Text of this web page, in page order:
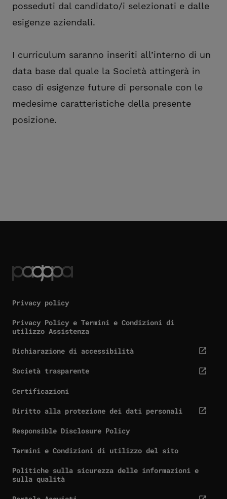
posseduti dal candidato/i selezionati e dalle
esigenze aziendali.
I curriculum saranno inseriti all’interno di un
data base dal quale la Società attingerà in
caso di esigenze future di personale con le
medesime caratteristiche della presente
posizione.
Privacy policy
Privacy Policy e Termini e Condizioni di
utilizzo Assistenza
Dichiarazione di accessibilità
cta.screenReaderExternal
Società trasparente
cta.screenReaderExternal
Certificazioni
Diritto alla protezione dei dati personali
cta.screenReaderExternal
Responsible Disclosure Policy
Termini e Condizioni di utilizzo del sito
Politiche sulla sicurezza delle informazioni e
sulla qualità